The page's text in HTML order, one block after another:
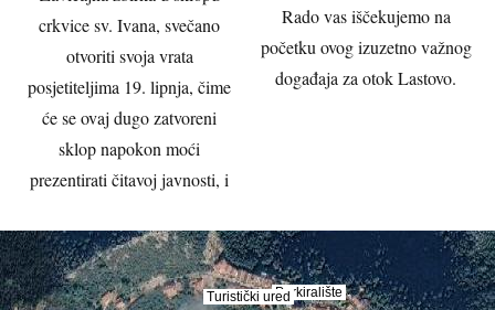
crkvice sv. Ivana, svečano
otvoriti svoja vrata
posjetiteljima 19. lipnja, čime
će se ovaj dugo zatvoreni
sklop napokon moći
prezentirati čitavoj javnosti, i
Rado vas iščekujemo na
početku ovog izuzetno važnog
događaja za otok Lastovo.
Turistički uredParkiralište
Turistički uredParkiralište